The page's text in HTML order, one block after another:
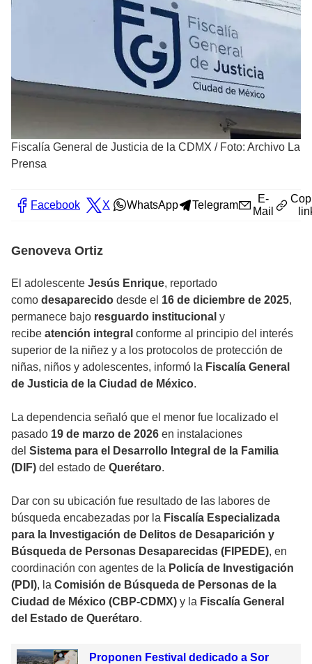
Fiscalía General de Justicia de la CDMX / Foto: Archivo La
Prensa
Facebook X WhatsApp Telegram
E-
Mail
Genoveva Ortiz
El adolescente Jesús Enrique, reportado
como desaparecido desde el 16 de diciembre de 2025,
permanece bajo resguardo institucional y
recibe atención integral conforme al principio del interés
superior de la niñez y a los protocolos de protección de
niñas, niños y adolescentes, informó la Fiscalía General
de Justicia de la Ciudad de México.
La dependencia señaló que el menor fue localizado el
pasado 19 de marzo de 2026 en instalaciones
del Sistema para el Desarrollo Integral de la Familia
(DIF) del estado de Querétaro.
Dar con su ubicación fue resultado de las labores de
búsqueda encabezadas por la Fiscalía Especializada
para la Investigación de Delitos de Desaparición y
Búsqueda de Personas Desaparecidas (FIPEDE), en
coordinación con agentes de la Policía de Investigación
(PDI), la Comisión de Búsqueda de Personas de la
Ciudad de México (CBP-CDMX) y la Fiscalía General
del Estado de Querétaro.
Proponen Festival dedicado a Sor